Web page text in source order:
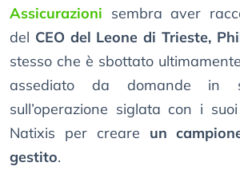
Assicurazioni sembra aver
del CEO del Leone di Trieste,
stesso che è sbottato
assediato da domande in
sull’operazione siglata con i
Natixis per creare un
gestito.